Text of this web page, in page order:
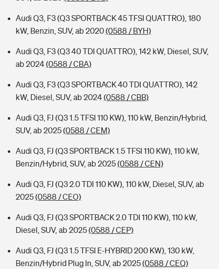
Audi Q3, F3 (Q3 SPORTBACK 45 TFSI QUATTRO), 180
kW, Benzin, SUV, ab 2020(0588 / BYH)
Audi Q3, F3 (Q3 40 TDI QUATTRO), 142 kW, Diesel, SUV,
ab 2024(0588 / CBA)
Audi Q3, F3 (Q3 SPORTBACK 40 TDI QUATTRO), 142
kW, Diesel, SUV, ab 2024(0588 / CBB)
Audi Q3, FJ (Q3 1.5 TFSI 110 KW), 110 kW, Benzin/Hybrid,
SUV, ab 2025(0588 / CEM)
Audi Q3, FJ (Q3 SPORTBACK 1.5 TFSI 110 KW), 110 kW,
Benzin/Hybrid, SUV, ab 2025(0588 / CEN)
Audi Q3, FJ (Q3 2.0 TDI 110 KW), 110 kW, Diesel, SUV, ab
2025(0588 / CEO)
Audi Q3, FJ (Q3 SPORTBACK 2.0 TDI 110 KW), 110 kW,
Diesel, SUV, ab 2025(0588 / CEP)
Audi Q3, FJ (Q3 1.5 TFSI E-HYBRID 200 KW), 130 kW,
Benzin/Hybrid Plug In, SUV, ab 2025(0588 / CEQ)